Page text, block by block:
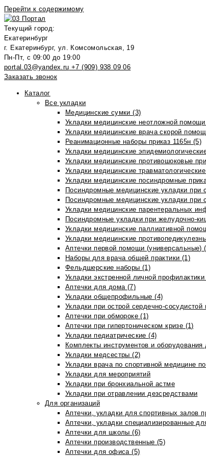
Перейти к содержимому
Текущий город:
Екатеринбург
г. Екатеринбург, ул. Комсомольская, 19
Пн-Пт, с 09:00 до 19:00
portal.03@yandex.ru +7 (909) 938 09 06
Заказать звонок
Каталог
Все укладки
Медицинские сумки (3)
Укладки медицинские неотложной
Укладки медицинские врача скорой
Реанимационные наборы приказ 1165н (5)
Укладки медицинские
Укладки медицинские противошоковые
Укладки медицинские
Укладки медицинские посиндромные
Посиндромные медицинские укладки при
Посиндромные медицинские укладки при
Укладки медицинские парентеральных
Посиндромные укладки при желудочно-
Укладки медицинские паллиативной
Укладки медицинские
Аптечки первой помощи (универсальные)
Наборы для врача общей практики (1)
Фельдшерские наборы (1)
Укладки экстренной личной профилактики
Аптечки для дома (7)
Укладки общепрофильные (4)
Укладки при острой сердечно-сосудистой
Аптечки при обмороке (1)
Аптечки при гипертоническом кризе (1)
Укладки педиатрические (4)
Комплекты инструментов и
Укладки медсестры (2)
Укладки врача по спортивной медицине
Укладки для мероприятий
Укладки при бронхиальной астме
Укладки при отравлении дезсредствами
Для организаций
Аптечки, укладки для спортивных залов
Аптечки, укладки специализированные
Аптечки для школы (6)
Аптечки производственные (5)
Аптечки для офиса (5)